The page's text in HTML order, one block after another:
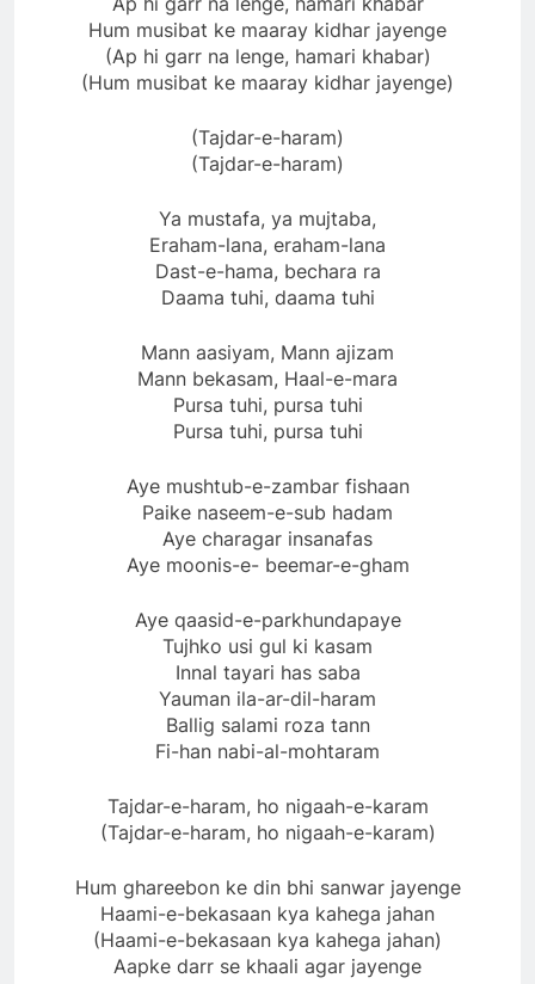
Hum musibat ke maaray kidhar jayenge
(Ap hi garr na lenge, hamari khabar)
(Hum musibat ke maaray kidhar jayenge)
(Tajdar-e-haram)
(Tajdar-e-haram)
Ya mustafa, ya mujtaba,
Eraham-lana, eraham-lana
Dast-e-hama, bechara ra
Daama tuhi, daama tuhi
Mann aasiyam, Mann ajizam
Mann bekasam, Haal-e-mara
Pursa tuhi, pursa tuhi
Pursa tuhi, pursa tuhi
Aye mushtub-e-zambar fishaan
Paike naseem-e-sub hadam
Aye charagar insanafas
Aye moonis-e- beemar-e-gham
Aye qaasid-e-parkhundapaye
Tujhko usi gul ki kasam
Innal tayari has saba
Yauman ila-ar-dil-haram
Ballig salami roza tann
Fi-han nabi-al-mohtaram
Tajdar-e-haram, ho nigaah-e-karam
(Tajdar-e-haram, ho nigaah-e-karam)
Hum ghareebon ke din bhi sanwar jayenge
Haami-e-bekasaan kya kahega jahan
(Haami-e-bekasaan kya kahega jahan)
Aapke darr se khaali agar jayenge